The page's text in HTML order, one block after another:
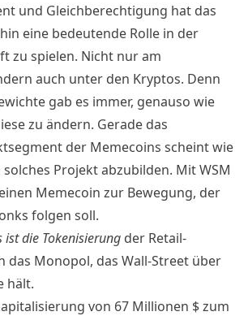
und Gleichberechtigung hat das
eine bedeutende Rolle in der
zu spielen. Nicht nur am
auch unter den Kryptos. Denn
gab es immer, genauso wie
zu ändern. Gerade das
der Memecoins scheint wie
Projekt abzubilden. Mit WSM
Memecoin zur Bewegung, der
folgen soll.
ist die Tokenisierung der Retail-
das Monopol, das Wall-Street über
hält.
von 67 Millionen $ zum